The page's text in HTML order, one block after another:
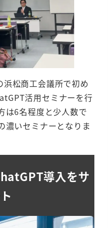
松商工会議所で初め
活用セミナーを行
は6名程度と少人数で
濃いセミナーとなりま
導入をサ